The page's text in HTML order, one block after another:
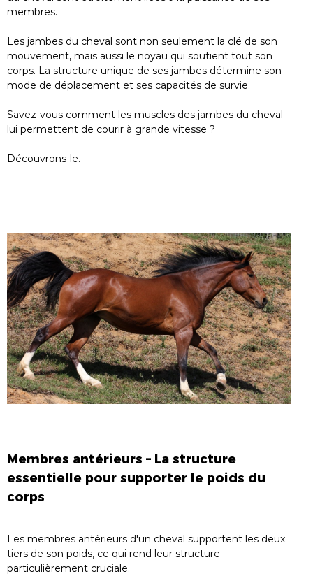
membres.
Les jambes du cheval sont non seulement la clé de son
mouvement, mais aussi le noyau qui soutient tout son
corps. La structure unique de ses jambes détermine son
mode de déplacement et ses capacités de survie.
Savez-vous comment les muscles des jambes du cheval
lui permettent de courir à grande vitesse ?
Découvrons-le.
Membres antérieurs – La structure
essentielle pour supporter le poids du
corps
Les membres antérieurs d'un cheval supportent les deux
tiers de son poids, ce qui rend leur structure
particulièrement cruciale.